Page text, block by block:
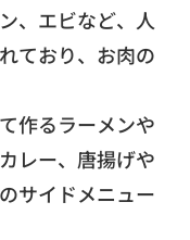
、エビなど、 人
ており、 お肉の
作るラーメンや
レー、唐揚げや
サイドメニュー